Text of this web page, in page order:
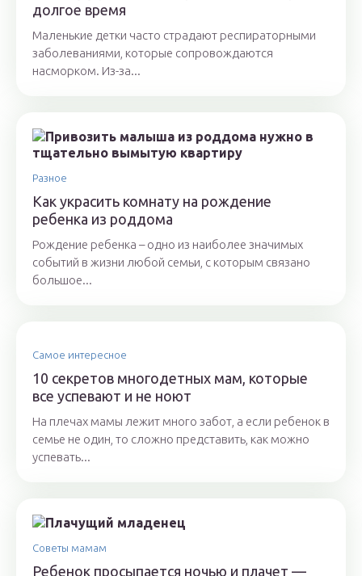
долгое время
Маленькие детки часто страдают респираторными
заболеваниями, которые сопровождаются
насморком. Из-за...
Разное
Как украсить комнату на рождение
ребенка из роддома
Рождение ребенка – одно из наиболее значимых
событий в жизни любой семьи, с которым связано
большое...
Самое интересное
10 секретов многодетных мам, которые
все успевают и не ноют
На плечах мамы лежит много забот, а если ребенок в
семье не один, то сложно представить, как можно
успевать...
Советы мамам
Ребенок просыпается ночью и плачет —